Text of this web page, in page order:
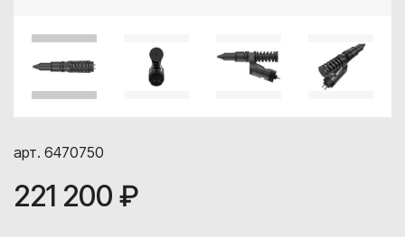
арт. 6470750
221 200 ₽